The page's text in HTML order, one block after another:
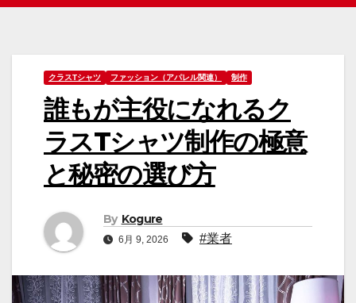
クラスTシャツ ファッション（アパレル関連） 制作
誰もが主役になれるク
ラスTシャツ制作の極意
と秘密の選び方
By Kogure
6月 9, 2026 #業者